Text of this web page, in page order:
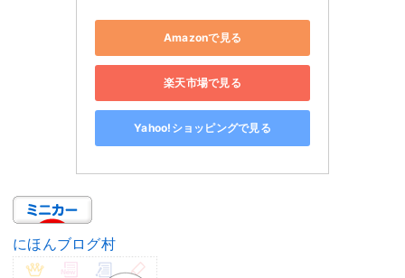
Amazonで見る
楽天市場で見る
Yahoo!ショッピングで見る
にほんブログ村